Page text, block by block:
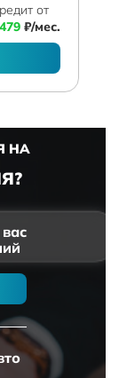
от
₽/мес.
НА